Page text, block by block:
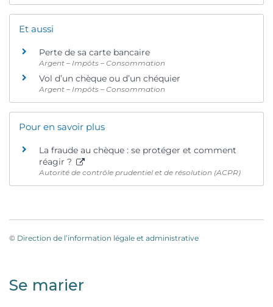
Et aussi
Perte de sa carte bancaire
Argent – Impôts – Consommation
Vol d’un chèque ou d’un chéquier
Argent – Impôts – Consommation
Pour en savoir plus
La fraude au chèque : se protéger et comment
réagir ?
Autorité de contrôle prudentiel et de résolution (ACPR)
© Direction de l’information légale et administrative
Se marier